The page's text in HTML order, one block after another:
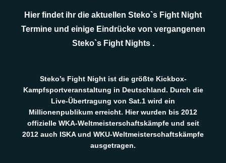
Hier findet ihr die aktuellen Steko`s Fight Night
Termine und einige Eindrücke von vergangenen
Steko`s Fight Nights .
Steko’s Fight Night ist die größte Kickbox-
Kampfsportveranstaltung in Deutschland. Durch die
Live-Übertragung von Sat.1 wird ein
Millionenpublikum erreicht. Hier wurden bis 2012
offizielle WKA-Weltmeisterschaftskämpfe und seit
2012 auch ISKA und WKU-Weltmeisterschaftskämpfe
ausgetragen.